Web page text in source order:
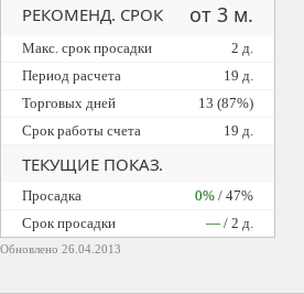
Обновлено 26.04.2013
РЕКОМЕНД. СРОК от 3 м.
Макс. срок просадки
2 д.
Период расчета
19 д.
Торговых дней
13 (87%)
Срок работы счета
19 д.
ТЕКУЩИЕ ПОКАЗ.
Просадка 0% / 47%
Cрок просадки
— / 2 д.